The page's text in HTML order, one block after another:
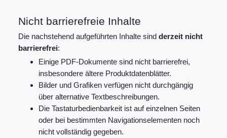
Nicht barrierefreie Inhalte
Die nachstehend aufgeführten Inhalte sind derzeit nicht
barrierefrei:
Einige PDF-Dokumente sind nicht barrierefrei,
insbesondere ältere Produktdatenblätter.
Bilder und Grafiken verfügen nicht durchgängig
über alternative Textbeschreibungen.
Die Tastaturbedienbarkeit ist auf einzelnen Seiten
oder bei bestimmten Navigationselementen noch
nicht vollständig gegeben.